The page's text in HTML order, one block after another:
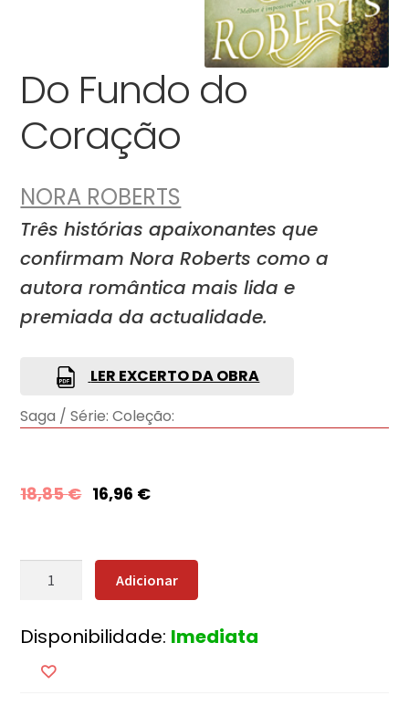
Do Fundo do
Coração
NORA ROBERTS
Três histórias apaixonantes que
confirmam Nora Roberts como a
autora romântica mais lida e
premiada da actualidade.
LER EXCERTO DA OBRA
Saga / Série: Coleção:
18,85€ 16,96 €
Quantidade
Fundo
Coração
Adicionar
Disponibilidade: Imediata